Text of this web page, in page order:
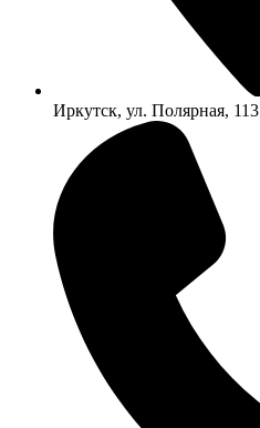
Иркутск, ул. Полярная, 113